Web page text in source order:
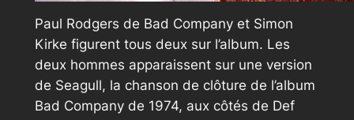
Paul Rodgers de Bad Company et Simon
Kirke figurent tous deux sur l’album. Les
deux hommes apparaissent sur une version
de Seagull, la chanson de clôture de l’album
Bad Company de 1974, aux côtés de Def